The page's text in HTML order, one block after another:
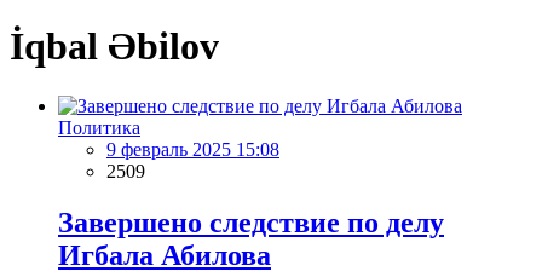
İqbal Əbilov
Политика
9 февраль 2025 15:08
2509
Завершено следствие по делу
Игбала Абилова